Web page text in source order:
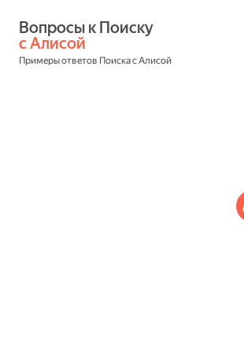
с Алисой
Примеры ответов Поиска с Алисой